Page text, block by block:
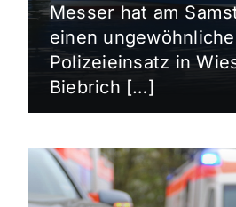
Messer hat am
einen
Polizeieinsatz in
Biebrich […]